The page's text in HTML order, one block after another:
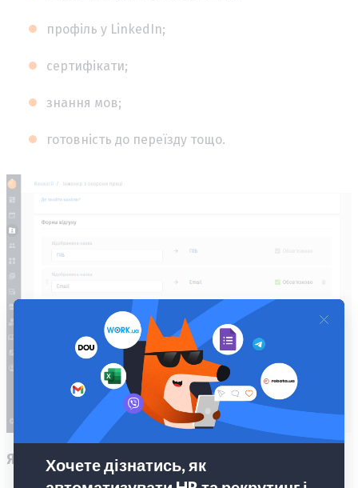
профіль у LinkedIn;
сертифікати;
знання мов;
готовність до переїзду тощо.
Як це працює?